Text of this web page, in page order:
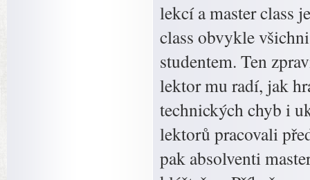
lekcí a master class
class obvykle
studentem. Ten
lektor mu radí, jak
technických chyb i
lektorů pracovali
pak absolventi